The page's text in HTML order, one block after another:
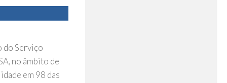
do Serviço
no âmbito de
em 98 das